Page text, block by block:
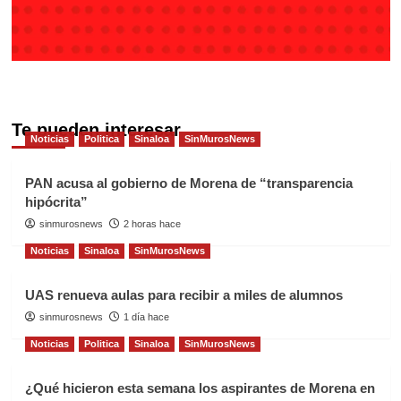
Te pueden interesar
Noticias Politica Sinaloa SinMurosNews
PAN acusa al gobierno de Morena de “transparencia
hipócrita”
sinmurosnews 2 horas hace
Noticias Sinaloa SinMurosNews
UAS renueva aulas para recibir a miles de alumnos
sinmurosnews 1 día hace
Noticias Politica Sinaloa SinMurosNews
¿Qué hicieron esta semana los aspirantes de Morena en